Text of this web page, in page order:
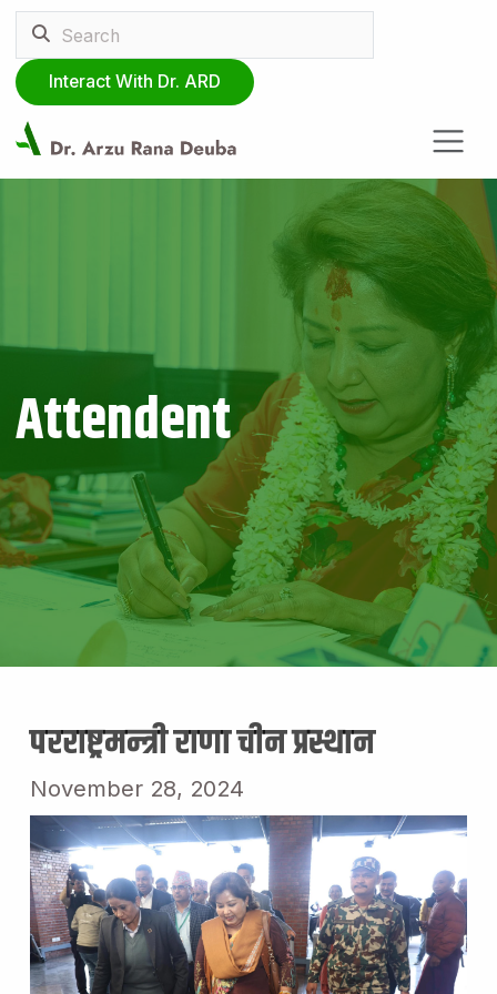
Interact With Dr. ARD
Attendent
परराष्ट्रमन्त्री राणा चीन प्रस्थान
November 28, 2024